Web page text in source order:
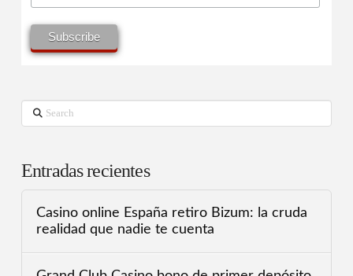
Search
Entradas recientes
Casino online España retiro Bizum: la cruda
realidad que nadie te cuenta